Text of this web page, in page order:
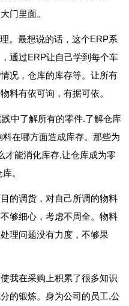
门里面。
。最想说的话，这个ERP系
通过ERP让自己学到每个车
况，仓库的库存等。让所有
料有依可询，有据可依。
中了解所有的零件.了解仓库
在哪方面造成库存。那些为
才能消化库存,让仓库成为零
。
的调货，对自己所调的物料
够细心，考虑不周全。物料
理问题没有力度，不够果
我在采购上积累了很多知识
的锻炼。身为公司的员工,公